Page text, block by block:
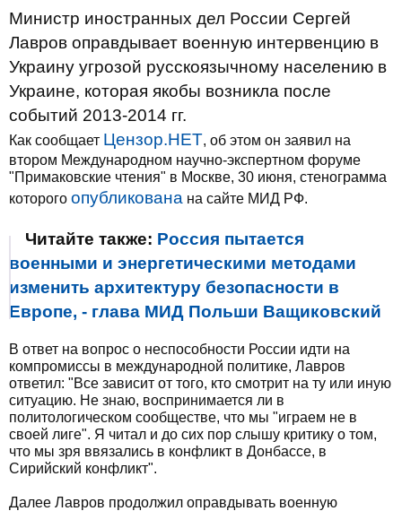
Министр иностранных дел России Сергей
Лавров оправдывает военную интервенцию в
Украину угрозой русскоязычному населению в
Украине, которая якобы возникла после
событий 2013-2014 гг.
Как сообщает Цензор.НЕТ, об этом он заявил на
втором Международном научно-экспертном форуме
"Примаковские чтения" в Москве, 30 июня, стенограмма
которого опубликована на сайте МИД РФ.
Читайте также: Россия пытается
военными и энергетическими методами
изменить архитектуру безопасности в
Европе, - глава МИД Польши Ващиковский
В ответ на вопрос о неспособности России идти на
компромиссы в международной политике, Лавров
ответил: "Все зависит от того, кто смотрит на ту или иную
ситуацию. Не знаю, воспринимается ли в
политологическом сообществе, что мы "играем не в
своей лиге". Я читал и до сих пор слышу критику о том,
что мы зря ввязались в конфликт в Донбассе, в
Сирийский конфликт".
Далее Лавров продолжил оправдывать военную